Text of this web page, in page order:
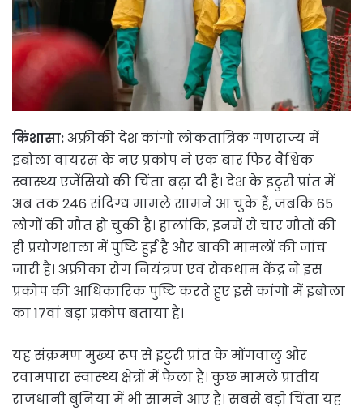
किंशासा:अफ्रीकी देश कांगो लोकतांत्रिक गणराज्य में
इबोला वायरस के नए प्रकोप ने एक बार फिर वैश्विक
स्वास्थ्य एजेंसियों की चिंता बढ़ा दी है। देश के इटुरी प्रांत में
अब तक 246 संदिग्ध मामले सामने आ चुके हैं, जबकि 65
लोगों की मौत हो चुकी है। हालांकि, इनमें से चार मौतों की
ही प्रयोगशाला में पुष्टि हुई है और बाकी मामलों की जांच
जारी है। अफ्रीका रोग नियंत्रण एवं रोकथाम केंद्र ने इस
प्रकोप की आधिकारिक पुष्टि करते हुए इसे कांगो में इबोला
का 17वां बड़ा प्रकोप बताया है।
यह संक्रमण मुख्य रूप से इटुरी प्रांत के मोंगवालु और
रवामपारा स्वास्थ्य क्षेत्रों में फैला है। कुछ मामले प्रांतीय
राजधानी बुनिया में भी सामने आए हैं। सबसे बड़ी चिंता यह